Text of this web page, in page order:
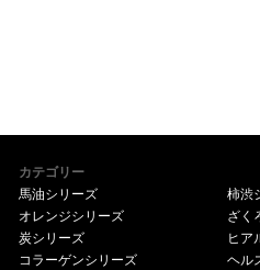
カテゴリー
馬油シリーズ
オレンジシリーズ
炭シリーズ
コラーゲンシリーズ
柿渋
ざく
ヒア
ヘル